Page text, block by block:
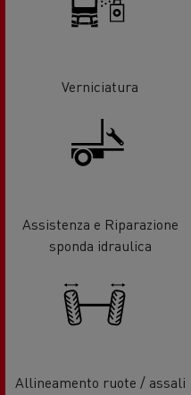
Verniciatura
Assistenza e Riparazione
sponda idraulica
Allineamento ruote / assali